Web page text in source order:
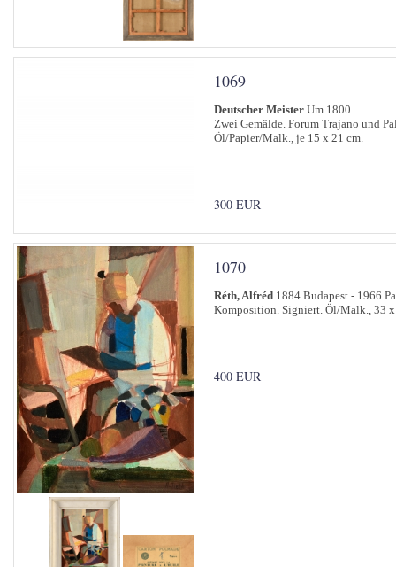
1069
Deutscher Meister Um 1800
Zwei Gemälde. Forum Trajano und
Öl/Papier/Malk., je 15 x 21 cm.
300 EUR
1070
Réth, Alfréd 1884 Budapest - 1966
Komposition. Signiert. Öl/Malk., 33 x
400 EUR